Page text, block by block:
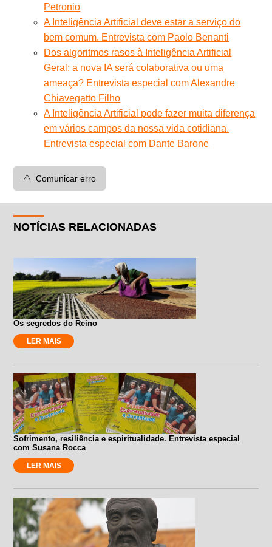
Petronio
A Inteligência Artificial deve estar a serviço do
bem comum. Entrevista com Paolo Benanti
Dos algoritmos rasos à Inteligência Artificial
Geral: a nova IA será colaborativa ou uma
ameaça? Entrevista especial com Alexandre
Chiavegatto Filho
A Inteligência Artificial pode fazer muita diferença
em vários campos da nossa vida cotidiana.
Entrevista especial com Dante Barone
⚠️ Comunicar erro
NOTÍCIAS RELACIONADAS
Os segredos do Reino
LER MAIS
Sofrimento, resiliência e espiritualidade. Entrevista especial
com Susana Rocca
LER MAIS